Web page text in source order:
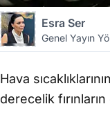
Esra Ser
Genel Yayın
Hava
derecelik